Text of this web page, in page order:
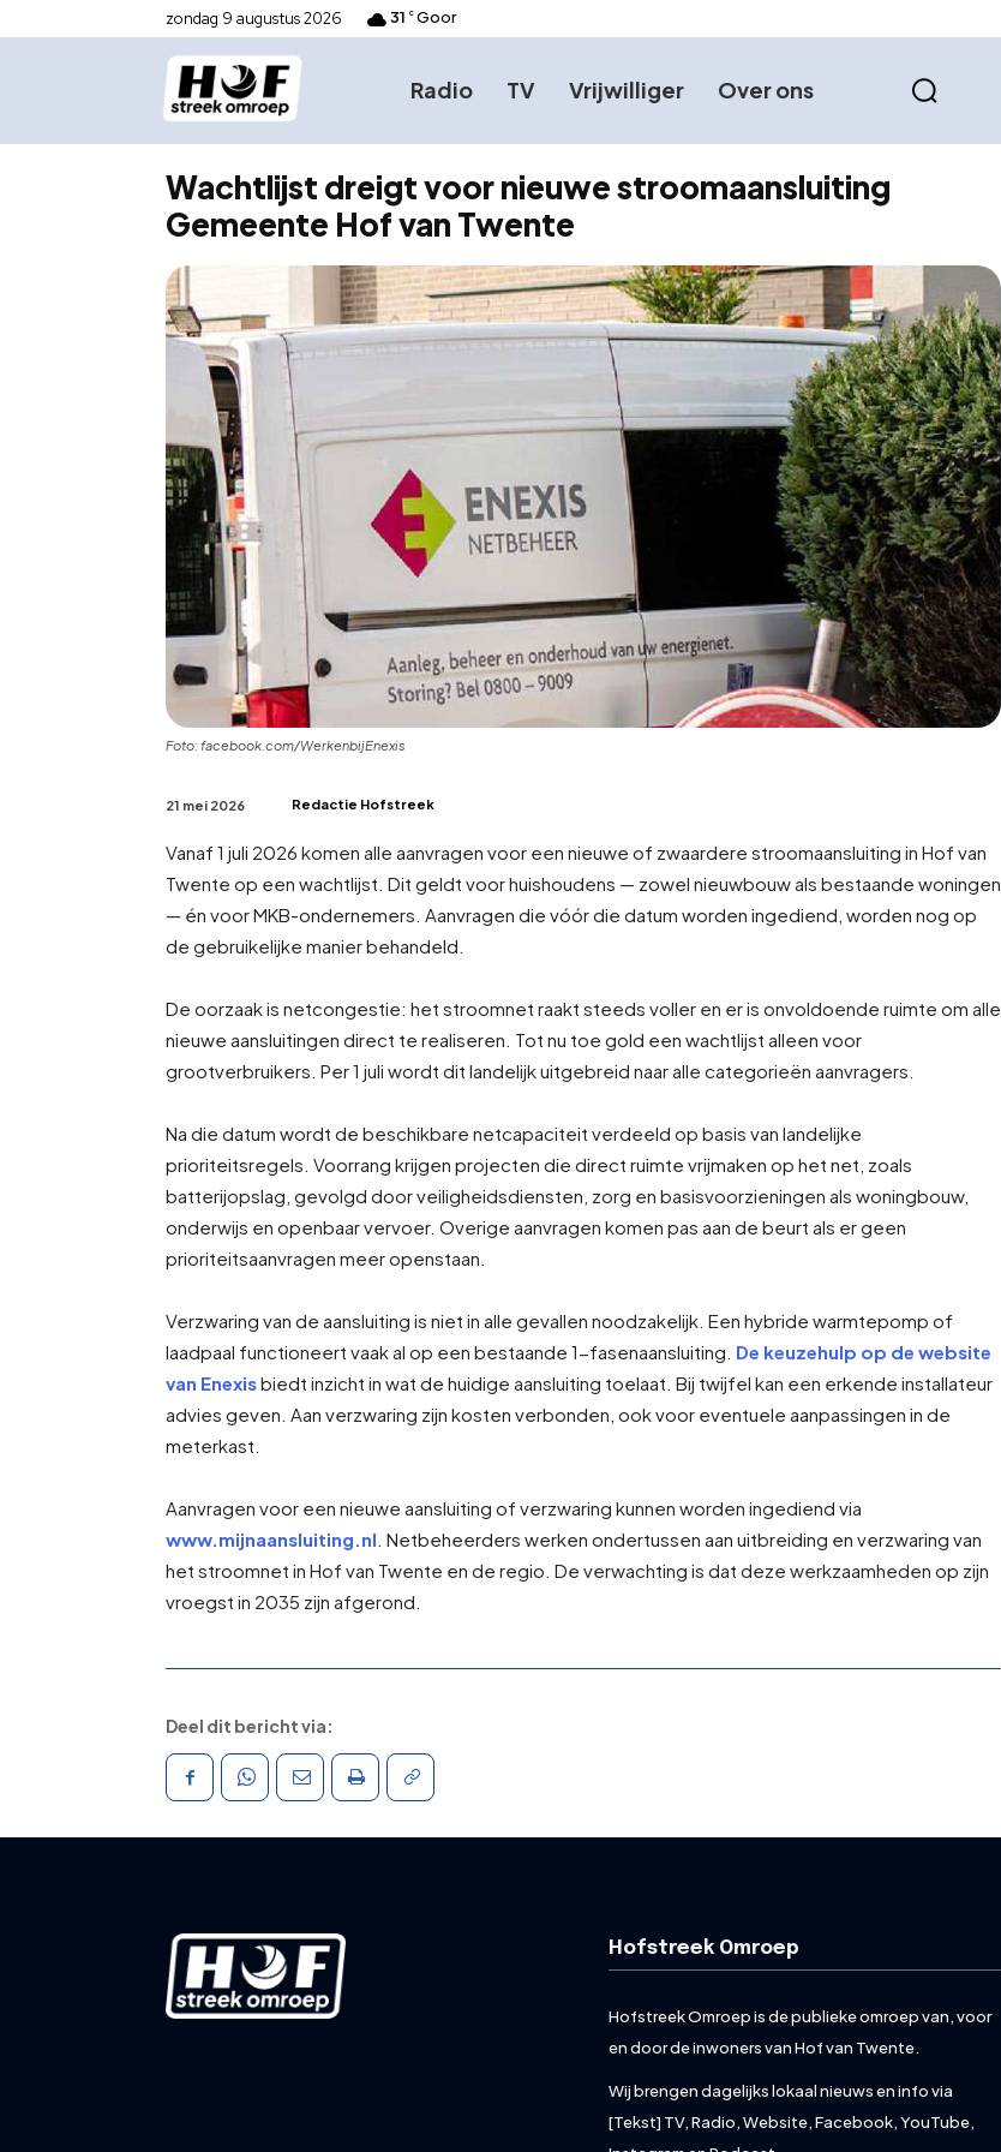
zondag 9 augustus 2026 31 C Goor
Radio TV Vrijwilliger Over ons
Wachtlijst dreigt voor nieuwe stroomaansluiting
Gemeente Hof van Twente
Foto: facebook.com/WerkenbijEnexis
21 mei 2026 Redactie Hofstreek
Vanaf 1 juli 2026 komen alle aanvragen voor een nieuwe of zwaardere stroomaansluiting in Hof van
Twente op een wachtlijst. Dit geldt voor huishoudens — zowel nieuwbouw als bestaande woningen
— én voor MKB-ondernemers. Aanvragen die vóór die datum worden ingediend, worden nog op
de gebruikelijke manier behandeld.
De oorzaak is netcongestie: het stroomnet raakt steeds voller en er is onvoldoende ruimte om alle
nieuwe aansluitingen direct te realiseren. Tot nu toe gold een wachtlijst alleen voor
grootverbruikers. Per 1 juli wordt dit landelijk uitgebreid naar alle categorieën aanvragers.
Na die datum wordt de beschikbare netcapaciteit verdeeld op basis van landelijke
prioriteitsregels. Voorrang krijgen projecten die direct ruimte vrijmaken op het net, zoals
batterijopslag, gevolgd door veiligheidsdiensten, zorg en basisvoorzieningen als woningbouw,
onderwijs en openbaar vervoer. Overige aanvragen komen pas aan de beurt als er geen
prioriteitsaanvragen meer openstaan.
Verzwaring van de aansluiting is niet in alle gevallen noodzakelijk. Een hybride warmtepomp of
laadpaal functioneert vaak al op een bestaande 1-fasenaansluiting. De keuzehulp op de website
van Enexisbiedt inzicht in wat de huidige aansluiting toelaat. Bij twijfel kan een erkende installateur
advies geven. Aan verzwaring zijn kosten verbonden, ook voor eventuele aanpassingen in de
meterkast.
Aanvragen voor een nieuwe aansluiting of verzwaring kunnen worden ingediend via
www.mijnaansluiting.nl . Netbeheerders werken ondertussen aan uitbreiding en verzwaring van
het stroomnet in Hof van Twente en de regio. De verwachting is dat deze werkzaamheden op zijn
vroegst in 2035 zijn afgerond.
Deel dit bericht via:
Hofstreek Omroep
Hofstreek Omroep is de publieke omroep van, voor
en door de inwoners van Hof van Twente.
Wij brengen dagelijks lokaal nieuws en info via
[Tekst] TV, Radio, Website, Facebook, YouTube,